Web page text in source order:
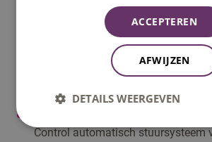
Research in second applications for
Creating a High Level Control
Control automatisch stuursysteem
ACCEPTEREN
AFWIJZEN
DETAILS WEERGEVEN